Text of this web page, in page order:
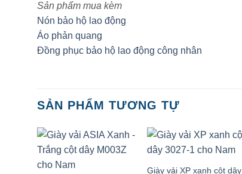
Sản phẩm mua kèm
Nón bảo hộ lao động
Áo phản quang
Đồng phục bảo hộ lao động công nhân
SẢN PHẨM TƯƠNG TỰ
Giày vải XP xanh cột dây